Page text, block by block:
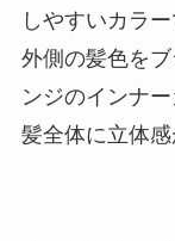
しやすいカラー
外側の髪色を
ンジのインナ
髪全体に立体感